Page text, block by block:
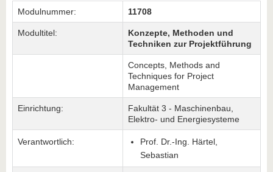
Modulnummer: 11708
Modultitel:
Konzepte, Methoden und
Techniken zur Projektführung
Concepts, Methods and
Techniques for Project
Management
Einrichtung:
Fakultät 3 - Maschinenbau,
Elektro- und Energiesysteme
Verantwortlich:
Prof. Dr.-Ing. Härtel,
Sebastian